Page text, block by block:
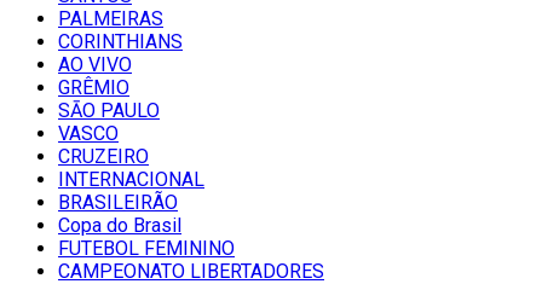
PALMEIRAS
CORINTHIANS
AO VIVO
GRÊMIO
SĀO PAULO
VASCO
CRUZEIRO
INTERNACIONAL
BRASILEIRÃO
Copa do Brasil
FUTEBOL FEMININO
CAMPEONATO LIBERTADORES